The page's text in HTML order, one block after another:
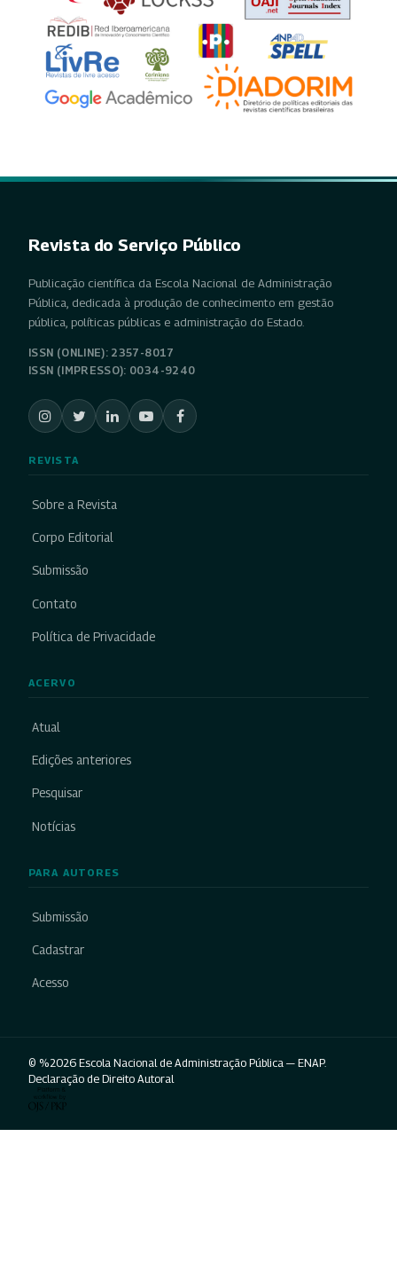
Revista do Serviço Público
Publicação científica da Escola Nacional de Administração
Pública, dedicada à produção de conhecimento em gestão
pública, políticas públicas e administração do Estado.
ISSN (ONLINE): 2357-8017
ISSN (IMPRESSO): 0034-9240
REVISTA
Sobre a Revista
Corpo Editorial
Submissão
Contato
Política de Privacidade
ACERVO
Atual
Edições anteriores
Pesquisar
Notícias
PARA AUTORES
Submissão
Cadastrar
Acesso
© %2026 Escola Nacional de Administração Pública — ENAP.
Declaração de Direito Autoral